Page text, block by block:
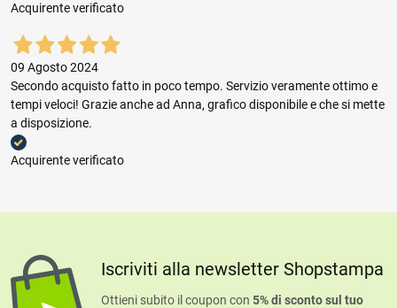
Acquirente verificato
09 Agosto 2024
Secondo acquisto fatto in poco tempo. Servizio veramente ottimo e
tempi veloci! Grazie anche ad Anna, grafico disponibile e che si mette
a disposizione.
Acquirente verificato
Iscriviti alla newsletter Shopstampa
Ottieni subito il coupon con 5% di sconto sul tuo